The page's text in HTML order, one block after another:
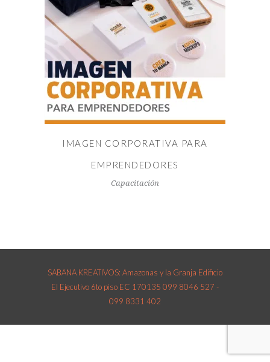
LEER MÁS
IMAGEN CORPORATIVA PARA
EMPRENDEDORES
Capacitación
SABANA KREATIVOS: Amazonas y la Granja Edificio
El Ejecutivo 6to piso EC 170135 099 8046 527 -
099 8331 402